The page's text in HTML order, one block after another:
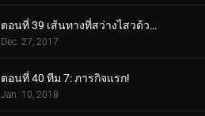
ตอนที่ 39 เส้นทางที่สว่างไสวด้วยพระจันทร์เต็มดวง
Dec. 27, 2017
ตอนที่ 40 ทีม 7: ภารกิจแรก!
Jan. 10, 2018